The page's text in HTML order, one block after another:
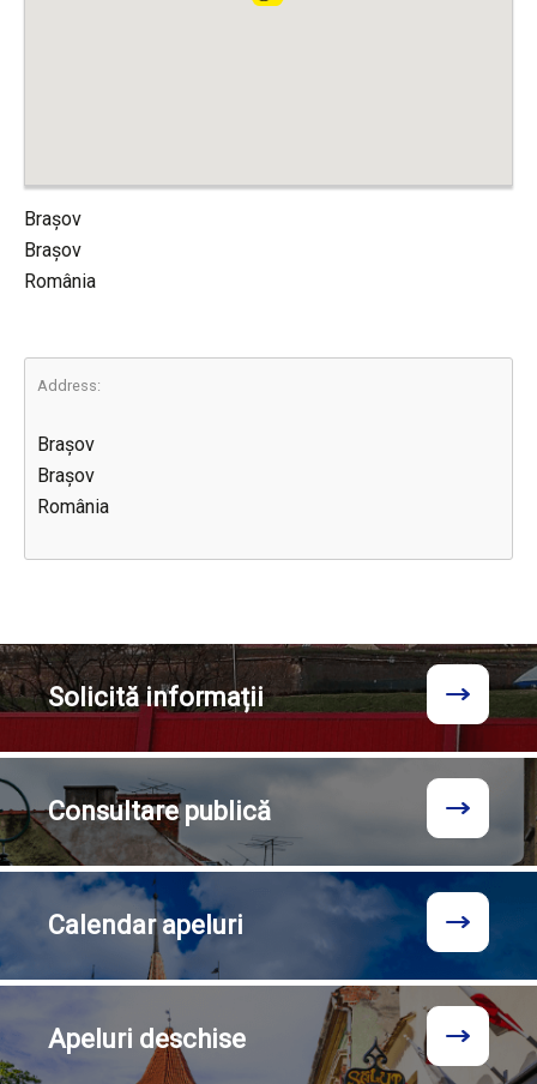
Brașov
Brașov
România
Address:
Brașov
Brașov
România
Solicităinformații
Consultarepublică
Calendarapeluri
Apeluri deschise